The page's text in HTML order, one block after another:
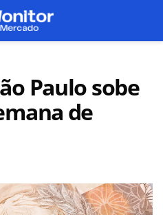
Paulo sobe
de